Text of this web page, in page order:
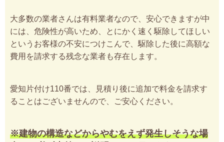
大多数の業者さんは有料業者なので、安心できますが中
には、危険性が高いため、とにかく速く駆除してほしい
というお客様の不安につけこんで、駆除した後に高額な
費用を請求する残念な業者も存在します。
愛知片付け110番では、見積り後に追加で料金を請求す
ることはございませんので、ご安心ください。
※建物の構造などからやむをえず発生しそうな場